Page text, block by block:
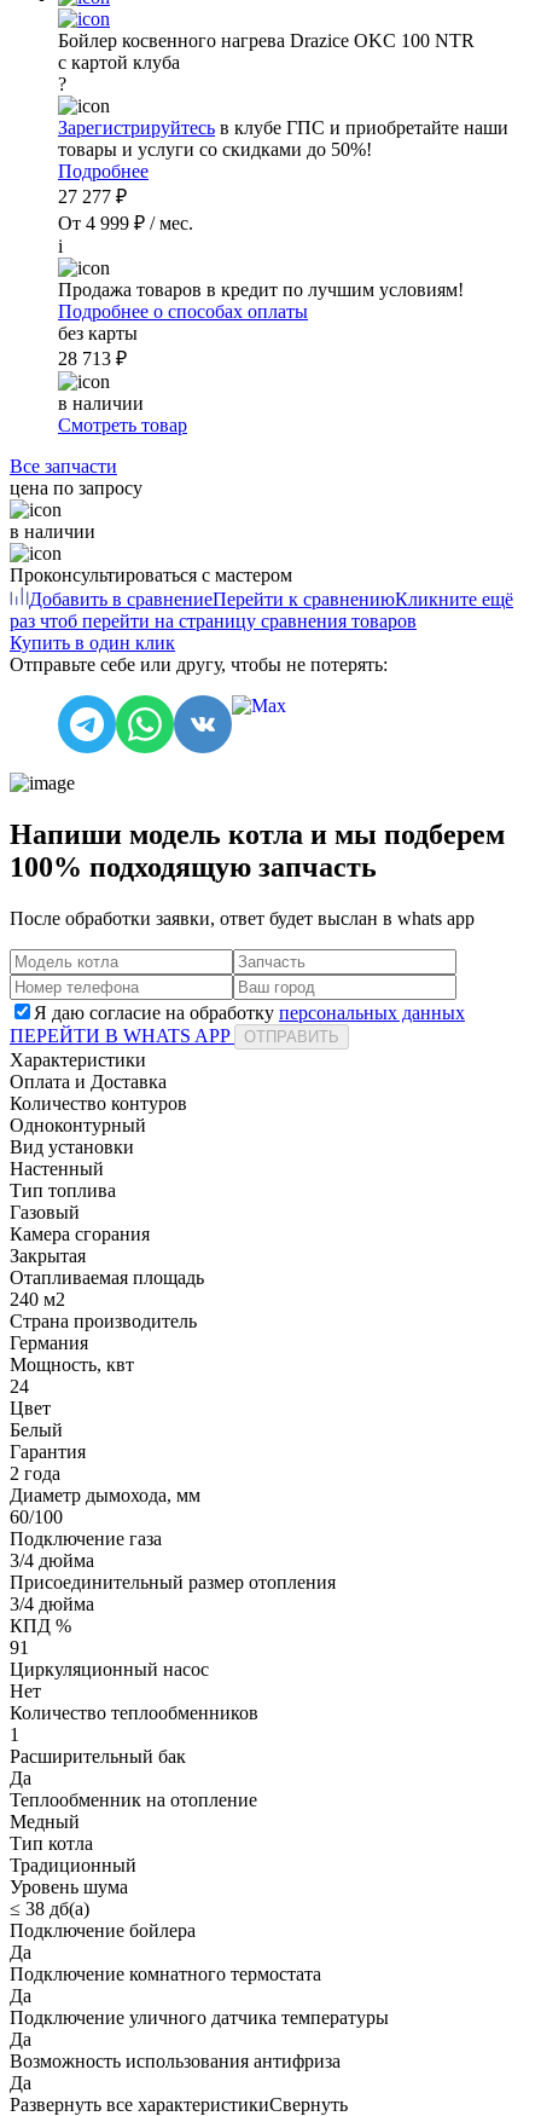
Бойлер косвенного нагрева Drazice OKC 100 NTR
с картой клуба
?
Зарегистрируйтесь в клубе ГПС и приобретайте наши
товары и услуги со скидками до 50%!
Подробнее
27 277 ₽
От 4 999 ₽ / мес.
i
Продажа товаров в кредит по лучшим условиям!
Подробнее о способах оплаты
без карты
28 713 ₽
в наличии
Смотреть товар
Все запчасти
цена по запросу
в наличии
Проконсультироваться с мастером
Добавить в сравнениеПерейти к сравнениюКликните ещё
раз чтоб перейти на страницу сравнения товаров
Купить в один клик
Отправьте себе или другу, чтобы не потерять:
Напиши модель котла и мы подберем
100% подходящую запчасть
После обработки заявки, ответ будет выслан в whats app
Я даю согласие на обработку персональных данных
ПЕРЕЙТИ В WHATS APP
ОТПРАВИТЬ
Характеристики
Оплата и Доставка
Количество контуров
Одноконтурный
Вид установки
Настенный
Тип топлива
Газовый
Камера сгорания
Закрытая
Отапливаемая площадь
240 м2
Страна производитель
Германия
Мощность, квт
24
Цвет
Белый
Гарантия
2 года
Диаметр дымохода, мм
60/100
Подключение газа
3/4 дюйма
Присоединительный размер отопления
3/4 дюйма
КПД %
91
Циркуляционный насос
Нет
Количество теплообменников
1
Расширительный бак
Да
Теплообменник на отопление
Медный
Тип котла
Традиционный
Уровень шума
≤ 38 дб(a)
Подключение бойлера
Да
Подключение комнатного термостата
Да
Подключение уличного датчика температуры
Да
Возможность использования антифриза
Да
Развернуть все характеристикиСвернуть